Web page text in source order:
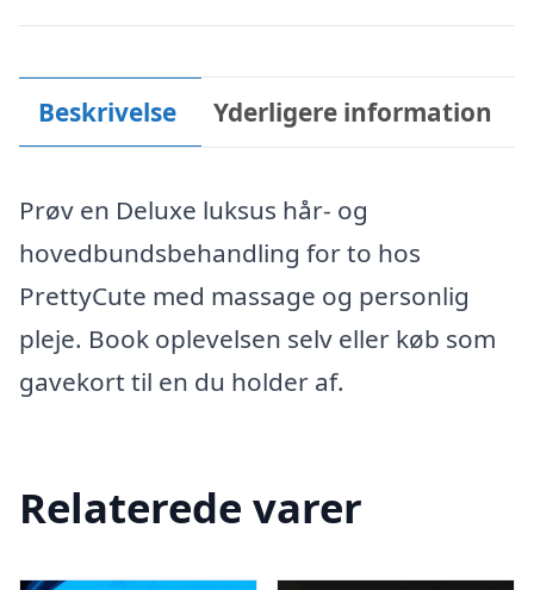
Beskrivelse Yderligere information
Prøv en Deluxe luksus hår- og
hovedbundsbehandling for to hos
PrettyCute med massage og personlig
pleje. Book oplevelsen selv eller køb som
gavekort til en du holder af.
Relaterede varer